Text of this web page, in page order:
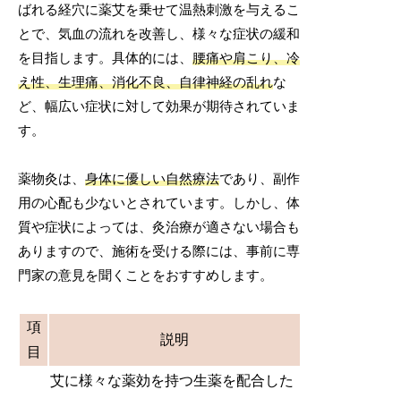
ばれる経穴に薬艾を乗せて温熱刺激を与えるこ
とで、気血の流れを改善し、様々な症状の緩和
を目指します。具体的には、腰痛や肩こり、冷
え性、生理痛、消化不良、自律神経の乱れな
ど、幅広い症状に対して効果が期待されていま
す。
薬物灸は、身体に優しい自然療法であり、副作
用の心配も少ないとされています。しかし、体
質や症状によっては、灸治療が適さない場合も
ありますので、施術を受ける際には、事前に専
門家の意見を聞くことをおすすめします。
項
目
説明
艾に様々な薬効を持つ生薬を配合した